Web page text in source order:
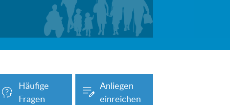
Häufige
Fragen
Anliegen
einreichen